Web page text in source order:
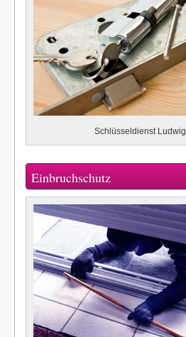
Schlüsseldienst Ludwig
Einbruchschutz